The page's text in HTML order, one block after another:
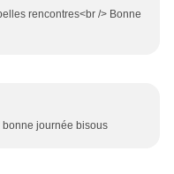
rencontres<br /> Bonne
bonne journée bisous